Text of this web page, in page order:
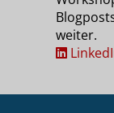
weiter.